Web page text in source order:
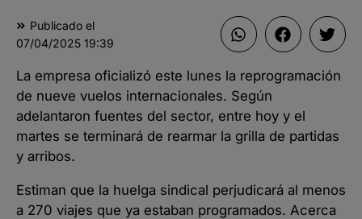
Publicado el
07/04/2025 19:39
La empresa oficializó este lunes la reprogramación
de nueve vuelos internacionales. Según
adelantaron fuentes del sector, entre hoy y el
martes se terminará de rearmar la grilla de partidas
y arribos.
Estiman que la huelga sindical perjudicará al menos
a 270 viajes que ya estaban programados. Acerca